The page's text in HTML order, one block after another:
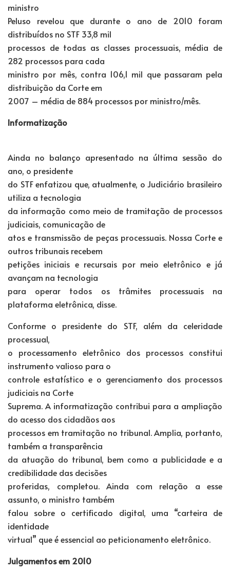
ministro
Peluso revelou que durante o ano de 2010 foram
distribuídos no STF 33,8 mil
processos de todas as classes processuais, média de
282 processos para cada
ministro por mês, contra 106,1 mil que passaram pela
distribuição da Corte em
2007 – média de 884 processos por ministro/mês.
Informatização
Ainda no balanço apresentado na última sessão do
ano, o presidente
do STF enfatizou que, atualmente, o Judiciário brasileiro
utiliza a tecnologia
da informação como meio de tramitação de processos
judiciais, comunicação de
atos e transmissão de peças processuais. Nossa Corte e
outros tribunais recebem
petições iniciais e recursais por meio eletrônico e já
avançam na tecnologia
para operar todos os trâmites processuais na
plataforma eletrônica, disse.
Conforme o presidente do STF, além da celeridade
processual,
o processamento eletrônico dos processos constitui
instrumento valioso para o
controle estatístico e o gerenciamento dos processos
judiciais na Corte
Suprema. A informatização contribui para a ampliação
do acesso dos cidadãos aos
processos em tramitação no tribunal. Amplia, portanto,
também a transparência
da atuação do tribunal, bem como a publicidade e a
credibilidade das decisões
proferidas, completou. Ainda com relação a esse
assunto, o ministro também
falou sobre o certificado digital, uma “carteira de
identidade
virtual” que é essencial ao peticionamento eletrônico.
Julgamentos em 2010